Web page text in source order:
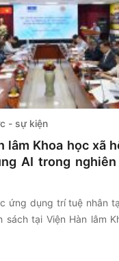
- sự kiện
lâm Khoa học xã
AI trong
ứng dụng trí tuệ nhân
tại Viện Hàn lâm